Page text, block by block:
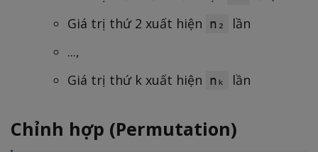
Giá trị thứ 2 xuất hiện n₂
lần
...,
Giá trị thứ k xuất hiện nₖ lần
Chỉnh hợp (Permutation)